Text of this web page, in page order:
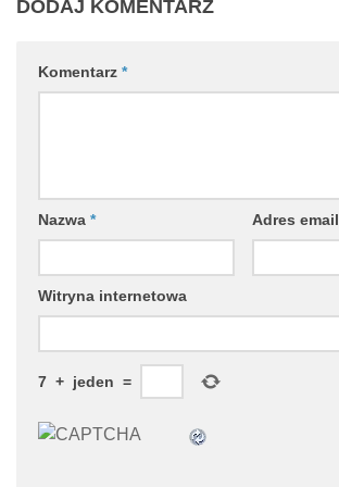
DODAJ KOMENTARZ
Komentarz *
Nazwa * Adres email
Witryna internetowa
7 + jeden =